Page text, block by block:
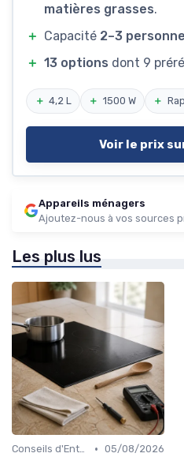
matières grasses.
＋ Capacité 2–3
＋ 13 options dont 9
＋ 4,2 L ＋ 1500 W ＋
Voir le prix
Appareils ménagers
Ajoutez-nous à vos sources
Les plus lus
Conseils d'Entretien • 05/08/2026